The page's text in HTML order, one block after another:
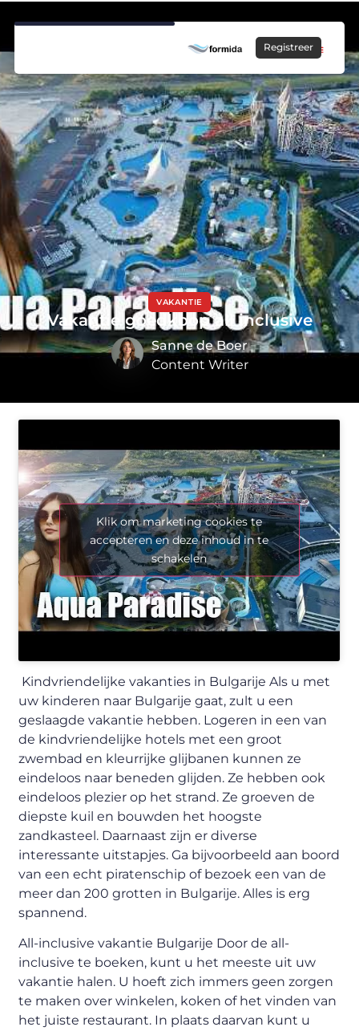
Registreer
VAKANTIE
Vakantie goedkoop all inclusive
Sanne de Boer
Content Writer
Klik om marketing cookies te
accepteren en deze inhoud in te
schakelen
Kindvriendelijke vakanties in Bulgarije Als u met
uw kinderen naar Bulgarije gaat, zult u een
geslaagde vakantie hebben. Logeren in een van
de kindvriendelijke hotels met een groot
zwembad en kleurrijke glijbanen kunnen ze
eindeloos naar beneden glijden. Ze hebben ook
eindeloos plezier op het strand. Ze groeven de
diepste kuil en bouwden het hoogste
zandkasteel. Daarnaast zijn er diverse
interessante uitstapjes. Ga bijvoorbeeld aan boord
van een echt piratenschip of bezoek een van de
meer dan 200 grotten in Bulgarije. Alles is erg
spannend.
All-inclusive vakantie Bulgarije Door de all-
inclusive te boeken, kunt u het meeste uit uw
vakantie halen. U hoeft zich immers geen zorgen
te maken over winkelen, koken of het vinden van
het juiste restaurant. In plaats daarvan kunt u